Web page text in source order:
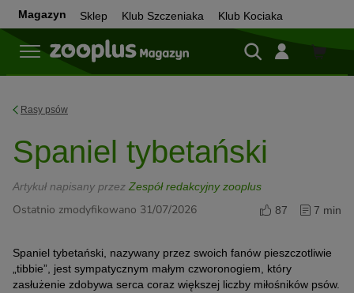
Magazyn Sklep Klub Szczeniaka Klub Kociaka
Sklep
Rasy psów
Spaniel tybetański
Artykuł napisany przez Zespół redakcyjny zooplus
Ostatnio zmodyfikowano 31/07/2026 87 7 min
Spaniel tybetański, nazywany przez swoich fanów pieszczotliwie
„tibbie”, jest sympatycznym małym czworonogiem, który
zasłużenie zdobywa serca coraz większej liczby miłośników psów.